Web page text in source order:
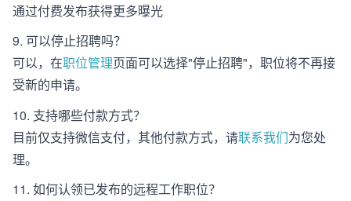
通过付费发布获得更多曝光
9. 可以停止招聘吗？
可以，在职位管理页面可以选择"停止招聘"，职位将不再接
受新的申请。
10. 支持哪些付款方式？
目前仅支持微信支付，其他付款方式，请联系我们为您处
理。
11. 如何认领已发布的远程工作职位？